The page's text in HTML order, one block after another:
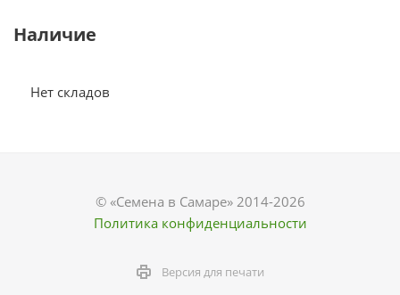
Наличие
Нет складов
© «Семена в Самаре» 2014-2026
Политика конфиденциальности
Версия для печати